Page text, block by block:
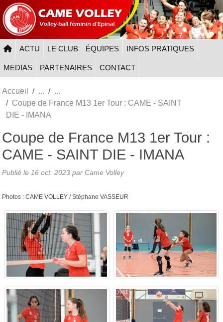
ACTU LE CLUB ÉQUIPES INFOS PRATIQUES
MEDIAS PARTENAIRES CONTACT
Accueil
Coupe de France M13 1er Tour : CAME - SAINT
DIE - IMANA
Coupe de France M13 1er Tour :
CAME - SAINT DIE - IMANA
Publié le 16 oct. 2023 par Came Volley
Photos : CAME VOLLEY / Stéphane VASSEUR
Panneau de gestion des cookies